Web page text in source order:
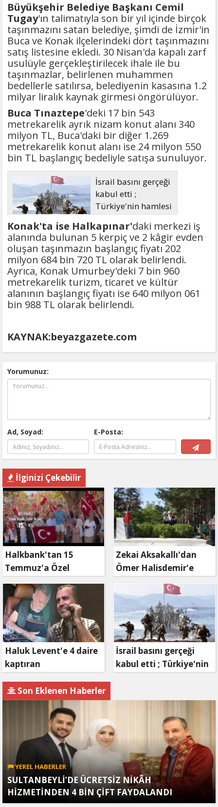
Büyükşehir Belediye Başkanı Cemil
Tugay'ın talimatıyla son bir yıl içinde birçok
taşınmazını satan belediye, şimdi de İzmir'in
Buca ve Konak ilçelerindeki dört taşınmazını
satış listesine ekledi. 30 Nisan'da kapalı zarf
usulüyle gerçekleştirilecek ihale ile bu
taşınmazlar, belirlenen muhammen
bedellerle satılırsa, belediyenin kasasına 1.2
milyar liralık kaynak girmesi öngörülüyor.
Buca Tınaztepe'deki 17 bin 543
metrekarelik ayrık nizam konut alanı 340
milyon TL, Buca'daki bir diğer 1.269
metrekarelik konut alanı ise 24 milyon 550
bin TL başlangıç bedeliyle satışa sunuluyor.
İsrail basını gerçeği
kabul etti ;
Türkiye'nin hamlesi
Tel Aviv'i
endişelendirdi
Konak'ta ise Halkapınar'daki merkezi iş
alanında bulunan 5 kerpiç ve 2 kâgir evden
oluşan taşınmazın başlangıç fiyatı 202
milyon 684 bin 720 TL olarak belirlendi.
Ayrıca, Konak Umurbey'deki 7 bin 960
metrekarelik turizm, ticaret ve kültür
alanının başlangıç fiyatı ise 640 milyon 061
bin 988 TL olarak belirlendi.
KAYNAK:beyazgazete.com
Yorumunuz:
Ad, Soyad: E-Posta:
İlginizi Çekebilir
Halkbank'tan 15
Temmuz'a Özel
Reklam Filmi: "İrade
Bizim, Zafer Bizim"
Zekai Aksakallı'dan
Ömer Halisdemir'e
'vefa' ziyareti!
Haluk Levent'e 4 daire
kaptıran
savcılıkta aldı
İsrail basını gerçeği
kabul etti ; Türkiye'nin
Son Eklenen Haberler
YEREL HABERLER
SULTANBEYLİ’DE ÜCRETSİZ NİKÂH
HİZMETİNDEN 4 BİN ÇİFT FAYDALANDI